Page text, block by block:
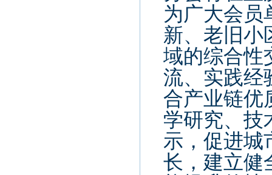
为广大会员
新、老旧小
域的综合性
流、实践经
合产业链优
学研究、技
示，促进城
长，建立健